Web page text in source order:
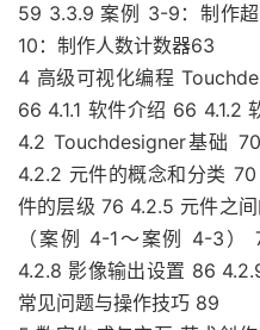
59 3.3.9 案例 3-9：制作
10：制作人数计数器63
4 高级可视化编程
66 4.1.1 软件介绍 66 4.1.2
4.2 Touchdesigner基础
4.2.2 元件的概念和分类
件的层级 76 4.2.5 元件之
（案例 4-1～案例 4-3）
4.2.8 影像输出设置 86
常见问题与操作技巧 89